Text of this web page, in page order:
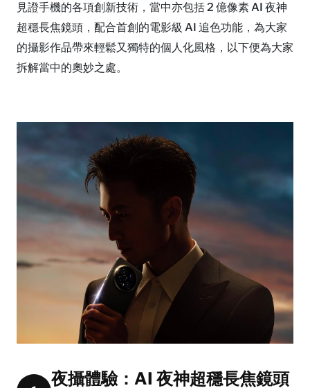
見證手機的各項創新技術，當中亦包括 2 億像素 AI 夜神
超穩長焦鏡頭，配合首創的電影級 AI 追色功能，為大家
的攝影作品帶來輕鬆又獨特的個人化風格，以下便為大家
拆解當中的奧妙之處。
夜攝體驗：AI 夜神超穩長焦鏡頭